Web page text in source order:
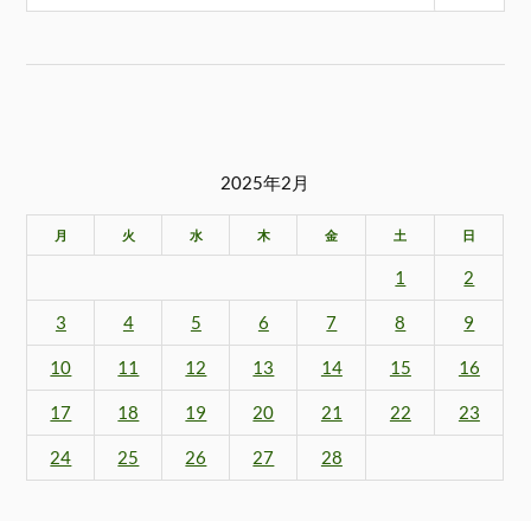
2025年2月
月 火 水 木 金 土 日
1 2
3 4 5 6 7 8 9
10 11 12 13 14 15 16
17 18 19 20 21 22 23
24 25 26 27 28